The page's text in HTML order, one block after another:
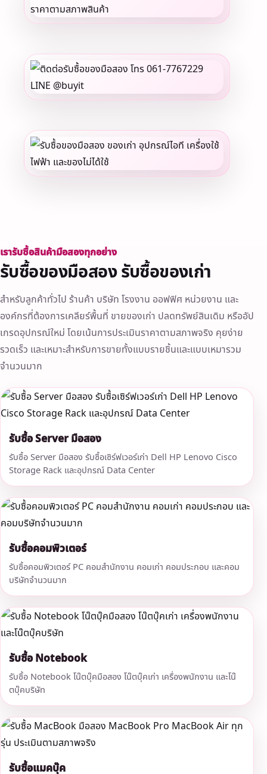
เรารับซื้อสินค้ามือสองทุกอย่าง
รับซื้อของมือสอง รับซื้อของเก่า
สำหรับลูกค้าทั่วไป ร้านค้า บริษัท โรงงาน ออฟฟิศ หน่วยงาน และ
องค์กรที่ต้องการเคลียร์พื้นที่ ขายของเก่า ปลดทรัพย์สินเดิม หรืออัป
เกรดอุปกรณ์ใหม่ โดยเน้นการประเมินราคาตามสภาพจริง คุยง่าย
รวดเร็ว และเหมาะสำหรับการขายทั้งแบบรายชิ้นและแบบเหมารวม
จำนวนมาก
รับซื้อ Server มือสอง
รับซื้อ Server มือสอง รับซื้อเซิร์ฟเวอร์เก่า Dell HP Lenovo Cisco
Storage Rack และอุปกรณ์ Data Center
รับซื้อคอมพิวเตอร์
รับซื้อคอมพิวเตอร์ PC คอมสำนักงาน คอมเก่า คอมประกอบ และคอม
บริษัทจำนวนมาก
รับซื้อ Notebook
รับซื้อ Notebook โน๊ตบุ๊คมือสอง โน๊ตบุ๊คเก่า เครื่องพนักงาน และโน๊
ตบุ๊คบริษัท
รับซื้อแมคบุ๊ค